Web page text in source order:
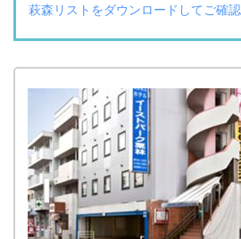
萩森リストをダウンロードしてご確